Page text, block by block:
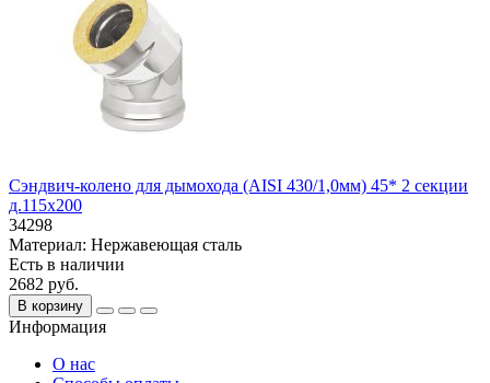
Сэндвич-колено для дымохода (AISI 430/1,0мм) 45* 2 секции
д.115х200
34298
Материал: Нержавеющая сталь
Есть в наличии
2682 руб.
В корзину
Информация
О нас